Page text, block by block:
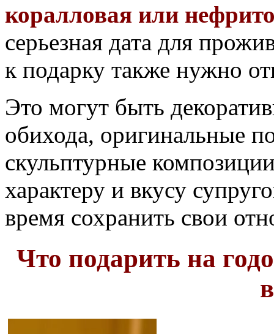
коралловая или
серьезная дата для
к подарку также нужно
Это могут быть
обихода, оригинальные
скульптурные
характеру и вкусу
время сохранить свои
Что подарить на